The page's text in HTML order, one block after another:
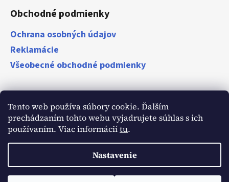
Tento web používa súbory cookie. Ďalším
prechádzaním tohto webu vyjadrujete súhlas s ich
používaním. Viac informáciítu.
Nastavenie
Obchodné podmienky
Ochrana osobných údajov
Reklamácie
Všeobecné obchodné podmienky
Zákazníci
Naši zákazníci o nás
Vytvoril Shoptet